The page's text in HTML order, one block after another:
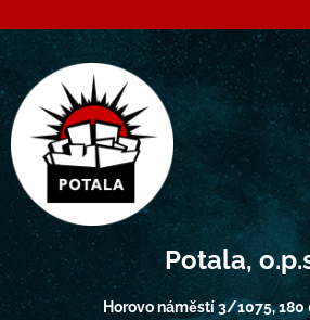
Potala,
Horovo náměstí 3/1075, 180